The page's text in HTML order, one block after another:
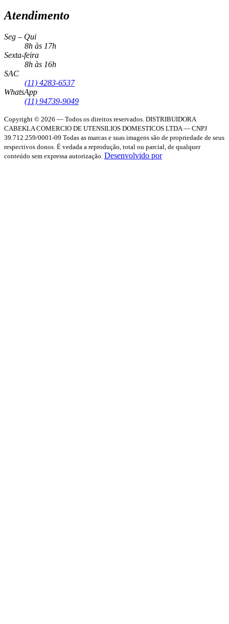
Atendimento
Seg – Qui
8h às 17h
Sexta-feira
8h às 16h
SAC
(11) 4283-6537
WhatsApp
(11) 94739-9049
Copyright © 2026 — Todos os direitos reservados. DISTRIBUIDORA
CABEKLA COMERCIO DE UTENSILIOS DOMESTICOS LTDA — CNPJ
39.712.259/0001-09 Todas as marcas e suas imagens são de propriedade de seus
respectivos donos. É vedada a reprodução, total ou parcial, de qualquer
conteúdo sem expressa autorização. Desenvolvido por